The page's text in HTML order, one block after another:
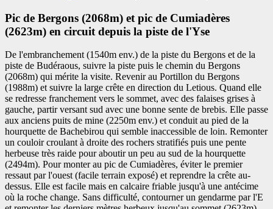
Pic de Bergons (2068m) et pic de Cumiadères
(2623m) en circuit depuis la piste de l'Yse
De l'embranchement (1540m env.) de la piste du Bergons et de la
piste de Budéraous, suivre la piste puis le chemin du Bergons
(2068m) qui mérite la visite. Revenir au Portillon du Bergons
(1988m) et suivre la large crête en direction du Letious. Quand elle
se redresse franchement vers le sommet, avec des falaises grises à
gauche, partir versant sud avec une bonne sente de brebis. Elle passe
aux anciens puits de mine (2250m env.) et conduit au pied de la
hourquette de Bachebirou qui semble inaccessible de loin. Remonter
un couloir croulant à droite des rochers stratifiés puis une pente
herbeuse très raide pour aboutir un peu au sud de la hourquette
(2494m). Pour monter au pic de Cumiadères, éviter le premier
ressaut par l'ouest (facile terrain exposé) et reprendre la crête au-
dessus. Elle est facile mais en calcaire friable jusqu'à une antécime
où la roche change. Sans difficulté, contourner un gendarme par l'E